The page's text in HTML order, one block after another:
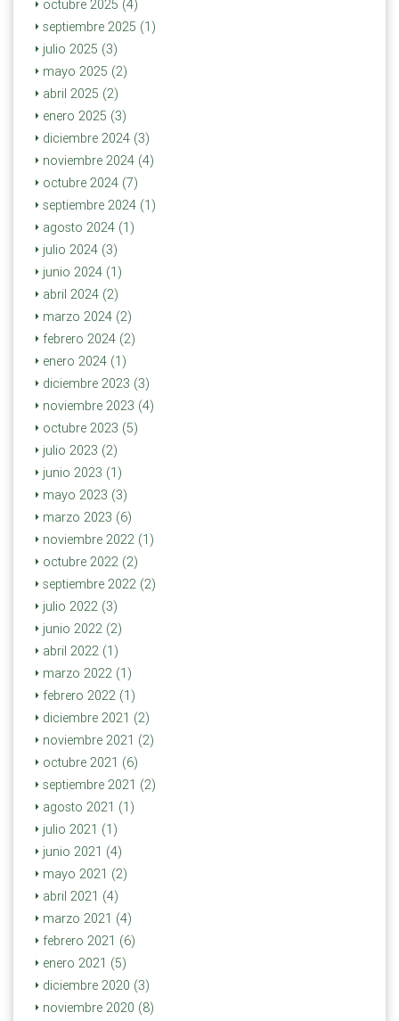
octubre 2025 (4)
septiembre 2025 (1)
julio 2025 (3)
mayo 2025 (2)
abril 2025 (2)
enero 2025 (3)
diciembre 2024 (3)
noviembre 2024 (4)
octubre 2024 (7)
septiembre 2024 (1)
agosto 2024 (1)
julio 2024 (3)
junio 2024 (1)
abril 2024 (2)
marzo 2024 (2)
febrero 2024 (2)
enero 2024 (1)
diciembre 2023 (3)
noviembre 2023 (4)
octubre 2023 (5)
julio 2023 (2)
junio 2023 (1)
mayo 2023 (3)
marzo 2023 (6)
noviembre 2022 (1)
octubre 2022 (2)
septiembre 2022 (2)
julio 2022 (3)
junio 2022 (2)
abril 2022 (1)
marzo 2022 (1)
febrero 2022 (1)
diciembre 2021 (2)
noviembre 2021 (2)
octubre 2021 (6)
septiembre 2021 (2)
agosto 2021 (1)
julio 2021 (1)
junio 2021 (4)
mayo 2021 (2)
abril 2021 (4)
marzo 2021 (4)
febrero 2021 (6)
enero 2021 (5)
diciembre 2020 (3)
noviembre 2020 (8)